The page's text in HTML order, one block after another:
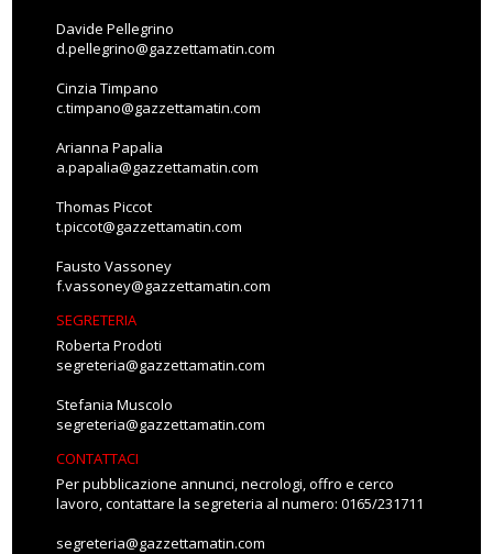
Davide Pellegrino
d.pellegrino@gazzettamatin.com
Cinzia Timpano
c.timpano@gazzettamatin.com
Arianna Papalia
a.papalia@gazzettamatin.com
Thomas Piccot
t.piccot@gazzettamatin.com
Fausto Vassoney
f.vassoney@gazzettamatin.com
SEGRETERIA
Roberta Prodoti
segreteria@gazzettamatin.com
Stefania Muscolo
segreteria@gazzettamatin.com
CONTATTACI
Per pubblicazione annunci, necrologi, offro e cerco
lavoro, contattare la segreteria al numero: 0165/231711
segreteria@gazzettamatin.com